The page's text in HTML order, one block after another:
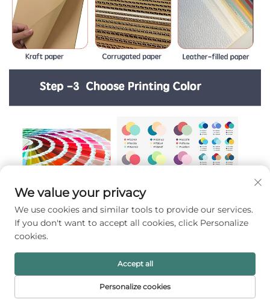
We value your privacy
We use cookies and similar tools to provide our services.
If you don't want to accept all cookies, click Personalize
cookies.
Personalize cookies
Accept all